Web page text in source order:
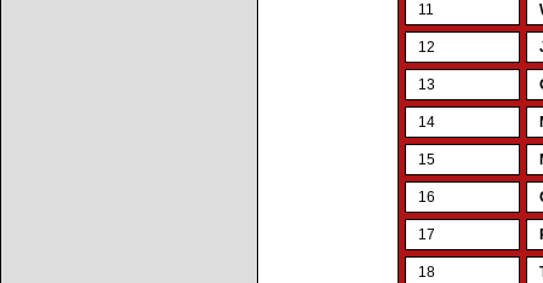
11
12
13
14
15
16
17
18